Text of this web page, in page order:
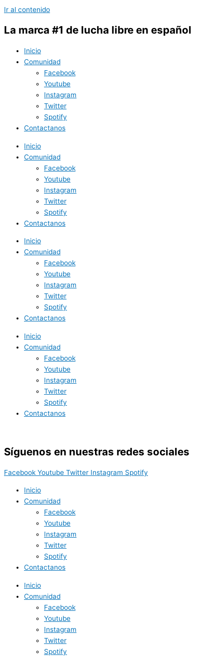
Ir al contenido
La marca #1 de lucha libre en español
Inicio
Comunidad
Facebook
Youtube
Instagram
Twitter
Spotify
Contactanos
Inicio
Comunidad
Facebook
Youtube
Instagram
Twitter
Spotify
Contactanos
Inicio
Comunidad
Facebook
Youtube
Instagram
Twitter
Spotify
Contactanos
Inicio
Comunidad
Facebook
Youtube
Instagram
Twitter
Spotify
Contactanos
Síguenos en nuestras redes sociales
Facebook Youtube Twitter Instagram Spotify
Inicio
Comunidad
Facebook
Youtube
Instagram
Twitter
Spotify
Contactanos
Inicio
Comunidad
Facebook
Youtube
Instagram
Twitter
Spotify